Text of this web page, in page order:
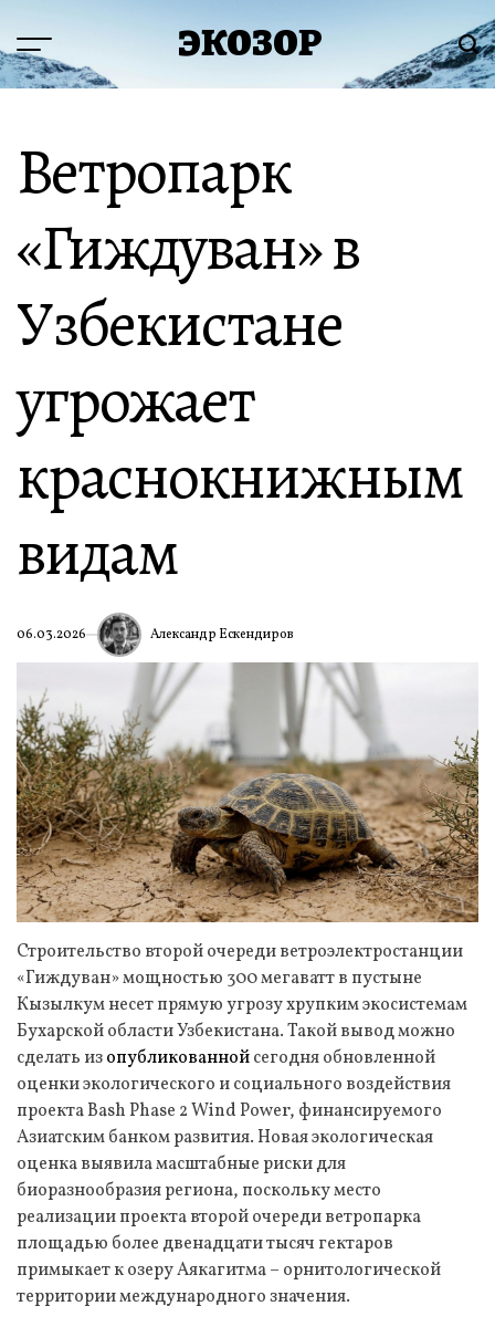
содержимому
Меню ЭКОЗОР
Ветропарк
«Гиждуван» в
Узбекистане
угрожает
краснокнижным
видам
06.03.2026 Александр Ескендиров
Строительство второй очереди ветроэлектростанции
«Гиждуван» мощностью 300 мегаватт в пустыне
Кызылкум несет прямую угрозу хрупким экосистемам
Бухарской области Узбекистана. Такой вывод можно
сделать изопубликованнойсегодня обновленной
оценки экологического и социального воздействия
проекта Bash Phase 2 Wind Power, финансируемого
Азиатским банком развития. Новая экологическая
оценка выявила масштабные риски для
биоразнообразия региона, поскольку место
реализации проекта второй очереди ветропарка
площадью более двенадцати тысяч гектаров
примыкает к озеру Аякагитма – орнитологической
территории международного значения.